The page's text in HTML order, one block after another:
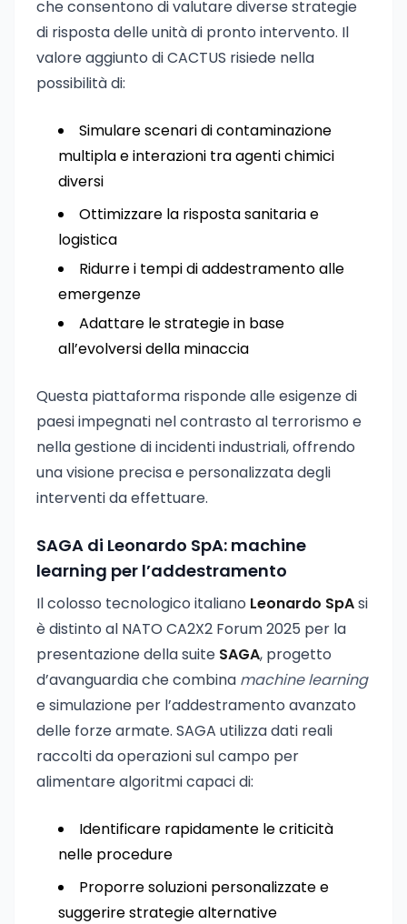
che consentono di valutare diverse strategie
di risposta delle unità di pronto intervento. Il
valore aggiunto di CACTUS risiede nella
possibilità di:
Simulare scenari di contaminazione
multipla e interazioni tra agenti chimici
diversi
Ottimizzare la risposta sanitaria e
logistica
Ridurre i tempi di addestramento alle
emergenze
Adattare le strategie in base
all’evolversi della minaccia
Questa piattaforma risponde alle esigenze di
paesi impegnati nel contrasto al terrorismo e
nella gestione di incidenti industriali, offrendo
una visione precisa e personalizzata degli
interventi da effettuare.
SAGA di Leonardo SpA: machine
learning per l’addestramento
Il colosso tecnologico italiano Leonardo SpAsi
è distinto al NATO CA2X2 Forum 2025 per la
presentazione della suite SAGA, progetto
d’avanguardia che combina machine learning
e simulazione per l’addestramento avanzato
delle forze armate. SAGA utilizza dati reali
raccolti da operazioni sul campo per
alimentare algoritmi capaci di:
Identificare rapidamente le criticità
nelle procedure
Proporre soluzioni personalizzate e
suggerire strategie alternative